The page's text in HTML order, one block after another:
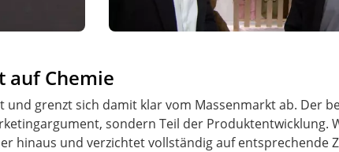
auf Chemie
grenzt sich damit klar vom Massenmarkt ab. Der
sondern Teil der Produktentwicklung.
hinaus und verzichtet vollständig auf entsprechende